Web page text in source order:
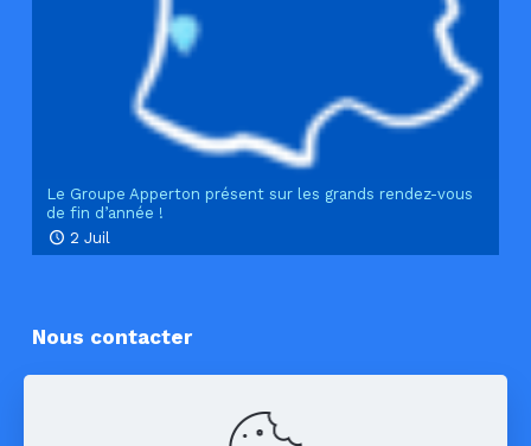
Le Groupe Apperton présent sur les grands rendez-vous
de fin d’année !
2 Juil
Nous contacter